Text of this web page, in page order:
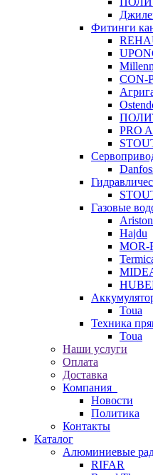
Фитинги
CON-
PRO
Газовые
Ariston
Hajdu
MOR-
Toua
Техника
Toua
Наши услуги
Оплата
Доставка
Компания
Новости
Политика
Контакты
Каталог
Алюминиевые
RIFAR